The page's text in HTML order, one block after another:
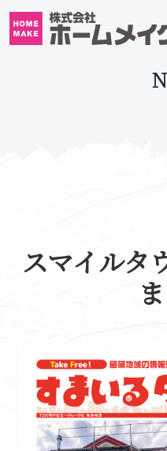
スマイルタ